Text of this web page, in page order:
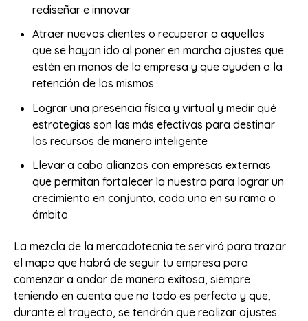
rediseñar e innovar
Atraer nuevos clientes o recuperar a aquellos
que se hayan ido al poner en marcha ajustes que
estén en manos de la empresa y que ayuden a la
retención de los mismos
Lograr una presencia física y virtual y medir qué
estrategias son las más efectivas para destinar
los recursos de manera inteligente
Llevar a cabo alianzas con empresas externas
que permitan fortalecer la nuestra para lograr un
crecimiento en conjunto, cada una en su rama o
ámbito
La mezcla de la mercadotecnia te servirá para trazar
el mapa que habrá de seguir tu empresa para
comenzar a andar de manera exitosa, siempre
teniendo en cuenta que no todo es perfecto y que,
durante el trayecto, se tendrán que realizar ajustes